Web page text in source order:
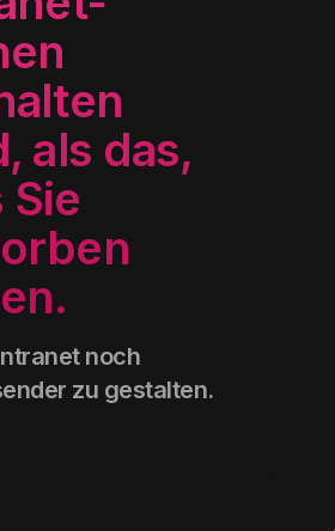
als das,
Sie
.
noch
zu gestalten.